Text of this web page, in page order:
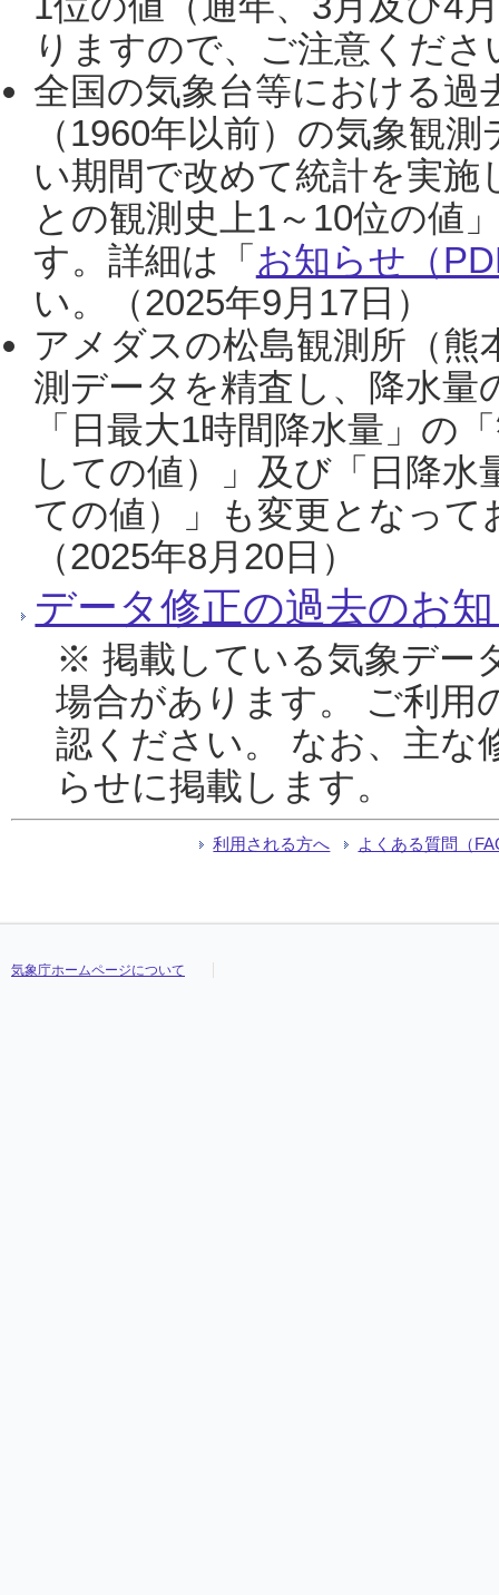
りますので、ご注意くだ
全国の気象台等における過
（1960年以前）の気象観
い期間で改めて統計を実
との観測史上1～10位の値
す。詳細は「 お知らせ（
い。（2025年9月17日）
アメダスの松島観測所（熊
測データを精査し、降水
「日最大1時間降水量」の
しての値）」及び「日降
ての値）」も変更となっ
（2025年8月20日）
データ修正の過去のお
※ 掲載している気象デー
場合があります。 ご利用
認ください。 なお、主な
らせに掲載します。
利用される方へ よくある質問（
気象庁ホームページについて